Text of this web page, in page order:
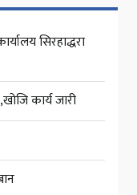
सिरहाद्धरा
कार्य जारी